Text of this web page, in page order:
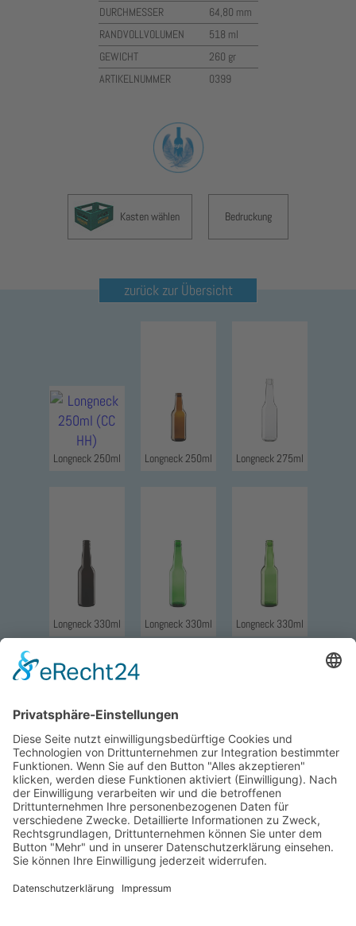
DURCHMESSER
64,80 mm
RANDVOLLVOLUMEN
518 ml
GEWICHT
260 gr
ARTIKELNUMMER
0399
Kasten wählen Bedruckung
zurück zur Übersicht
Longneck 250ml Longneck 250ml Longneck 275ml
Longneck 330ml Longneck 330ml Longneck 330ml
Longneck 330ml Longneck 330ml Longneck 330ml
Longneck 330ml Longneck 355ml Longneck 500ml